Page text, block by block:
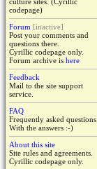
codepage)
Forum [inactive]
Post your comments and
questions there.
Cyrillic codepage only.
Forum archive is here
Feedback
Mail to the site support
service.
FAQ
Frequently asked questions.
With the answers :-)
About this site
Site rules and agreements.
Cyrillic codepage only.